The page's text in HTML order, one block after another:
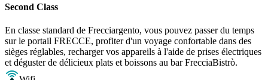
Second Class
En classe standard de Frecciargento, vous pouvez passer du temps
sur le portail FRECCE, profiter d'un voyage confortable dans des
sièges réglables, recharger vos appareils à l'aide de prises électriques
et déguster de délicieux plats et boissons au bar FrecciaBistrò.